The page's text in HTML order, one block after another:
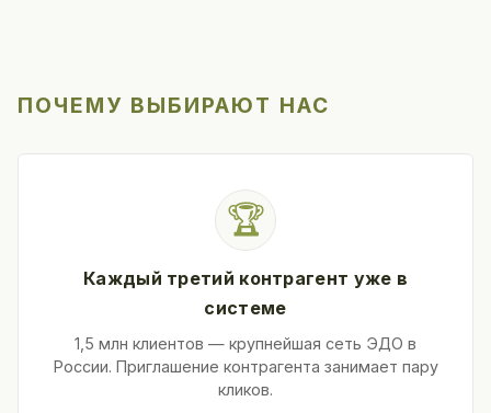
ПОЧЕМУ ВЫБИРАЮТ НАС
🏆
Каждый третий контрагент уже в
системе
1,5 млн клиентов — крупнейшая сеть ЭДО в
России. Приглашение контрагента занимает пару
кликов.